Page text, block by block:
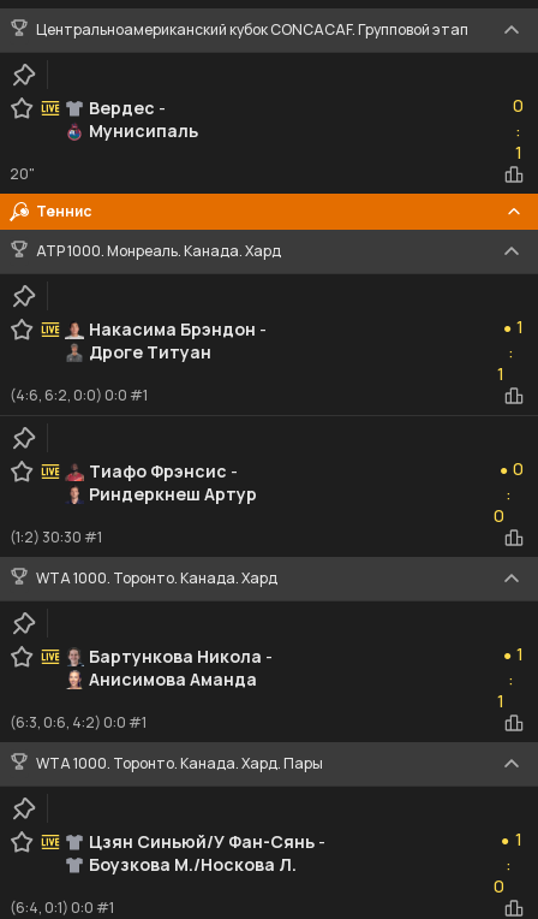
Центральноамериканский кубок CONCACAF. Групповой этап
Вердес -
Мунисипаль
0
:1
1
20"
Теннис
ATP 1000. Монреаль. Канада. Хард
Накасима Брэндон -
Дроге Титуан
● 1
:
1
(4:6, 6:2, 0:0) 0:0 #1
Тиафо Фрэнсис -
Риндеркнеш Артур
● 0
:
0
(1:2) 30:30 #1
WTA 1000. Торонто. Канада. Хард
Бартункова Никола -
Анисимова Аманда
● 1
:
1
(6:3, 0:6, 4:2) 0:0 #1
WTA 1000. Торонто. Канада. Хард. Пары
Цзян Синьюй/У Фан-Сянь -
Боузкова М./Носкова Л.
● 1
:
0
(6:4, 0:1) 0:0 #1